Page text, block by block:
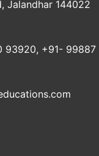
Jalandhar 144022
93920, +91- 99887